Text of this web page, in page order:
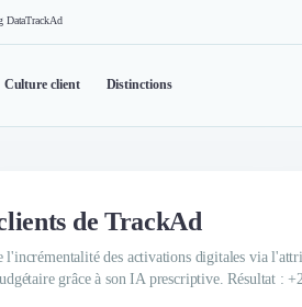
DataTrackAd
Culture client Distinctions
de TrackAd
l'incrémentalité des activations digitales via
grâce à son IA prescriptive. Résultat :